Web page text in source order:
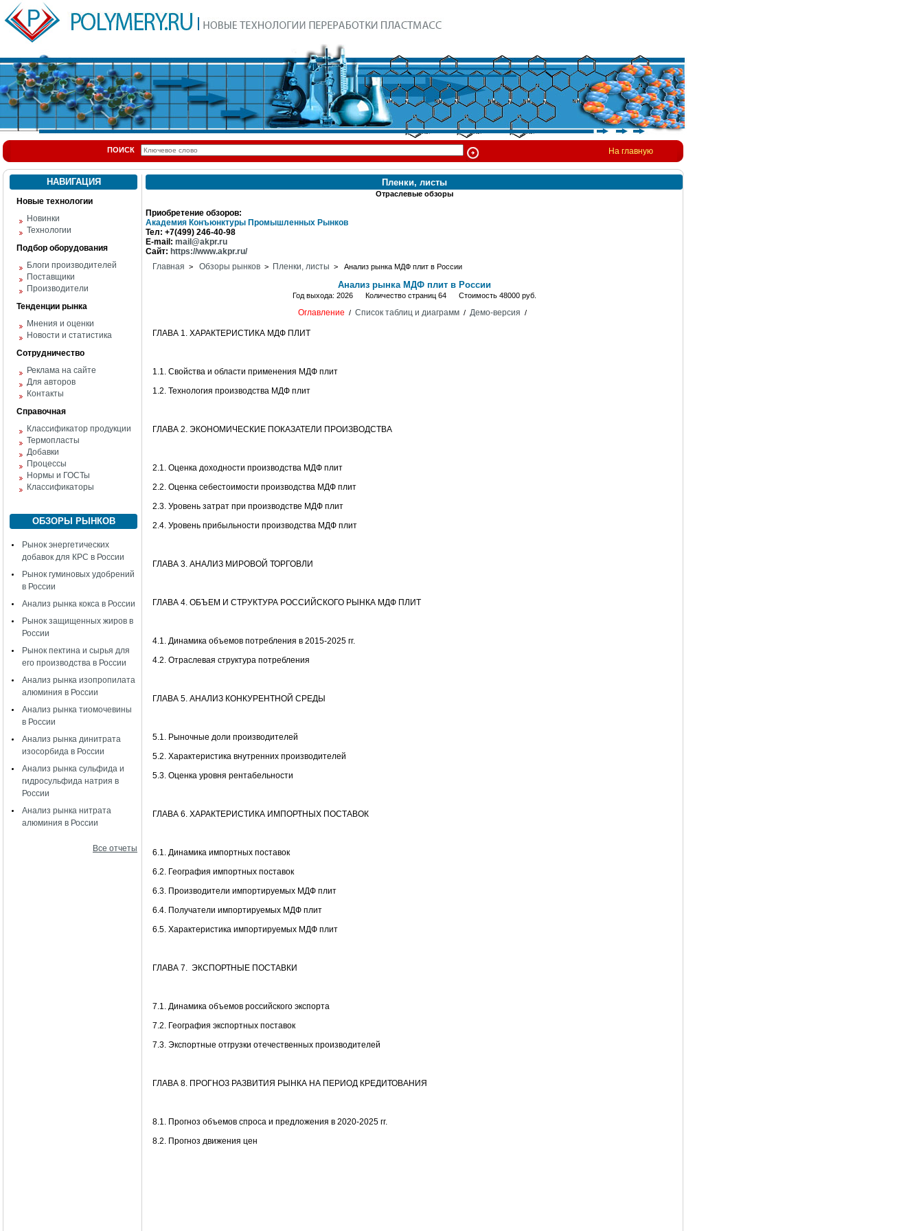
ПОИСК На главную
НАВИГАЦИЯ
Новые технологии
Новинки
Технологии
Подбор оборудования
Блоги производителей
Поставщики
Производители
Тенденции рынка
Мнения и оценки
Новости и статистика
Сотрудничество
Реклама на сайте
Для авторов
Контакты
Справочная
Классификатор продукции
Термопласты
Добавки
Процессы
Нормы и ГОСТы
Классификаторы
ОБЗОРЫ РЫНКОВ
Рынок энергетических
добавок для КРС в России
Рынок гуминовых удобрений
в России
Анализ рынка кокса в России
Рынок защищенных жиров в
России
Рынок пектина и сырья для
его производства в России
Анализ рынка изопропилата
алюминия в России
Анализ рынка тиомочевины
в России
Анализ рынка динитрата
изосорбида в России
Анализ рынка сульфида и
гидросульфида натрия в
России
Анализ рынка нитрата
алюминия в России
Все отчеты
Пленки, листы
Отраслевые обзоры
Приобретение обзоров:
Академия Конъюнктуры Промышленных Рынков
Тел: +7(499) 246-40-98
E-mail: mail@akpr.ru
Сайт: https://www.akpr.ru/
Главная > Обзоры рынков > Пленки, листы > Анализ рынка МДФ плит в России
Анализ рынка МДФ плит в России
Год выхода: 2026 Количество страниц 64 Стоимость 48000 руб.
Оглавление / Список таблиц и диаграмм/ Демо-версия /
ГЛАВА 1. ХАРАКТЕРИСТИКА МДФ ПЛИТ
1.1. Свойства и области применения МДФ плит
1.2. Технология производства МДФ плит
ГЛАВА 2. ЭКОНОМИЧЕСКИЕ ПОКАЗАТЕЛИ ПРОИЗВОДСТВА
2.1. Оценка доходности производства МДФ плит
2.2. Оценка себестоимости производства МДФ плит
2.3. Уровень затрат при производстве МДФ плит
2.4. Уровень прибыльности производства МДФ плит
ГЛАВА 3. АНАЛИЗ МИРОВОЙ ТОРГОВЛИ
ГЛАВА 4. ОБЪЕМ И СТРУКТУРА РОССИЙСКОГО РЫНКА МДФ ПЛИТ
4.1. Динамика объемов потребления в 2015-2025 гг.
4.2. Отраслевая структура потребления
ГЛАВА 5. АНАЛИЗ КОНКУРЕНТНОЙ СРЕДЫ
5.1. Рыночные доли производителей
5.2. Характеристика внутренних производителей
5.3. Оценка уровня рентабельности
ГЛАВА 6. ХАРАКТЕРИСТИКА ИМПОРТНЫХ ПОСТАВОК
6.1. Динамика импортных поставок
6.2. География импортных поставок
6.3. Производители импортируемых МДФ плит
6.4. Получатели импортируемых МДФ плит
6.5. Характеристика импортируемых МДФ плит
ГЛАВА 7. ЭКСПОРТНЫЕ ПОСТАВКИ
7.1. Динамика объемов российского экспорта
7.2. География экспортных поставок
7.3. Экспортные отгрузки отечественных производителей
ГЛАВА 8. ПРОГНОЗ РАЗВИТИЯ РЫНКА НА ПЕРИОД КРЕДИТОВАНИЯ
8.1. Прогноз объемов спроса и предложения в 2020-2025 гг.
8.2. Прогноз движения цен